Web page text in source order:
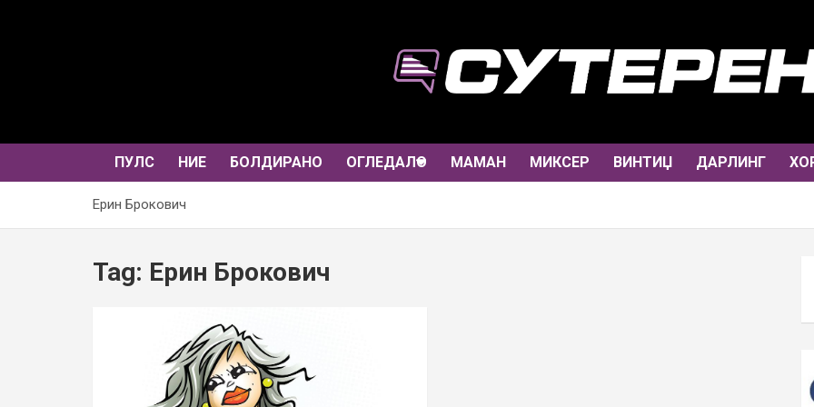
ПУЛС НИЕ БОЛДИРАНО ОГЛЕДАЛО МАМАН МИКСЕР ВИНТИЏ ДАРЛИНГ
Ерин Брокович
Tag: Ерин Брокович